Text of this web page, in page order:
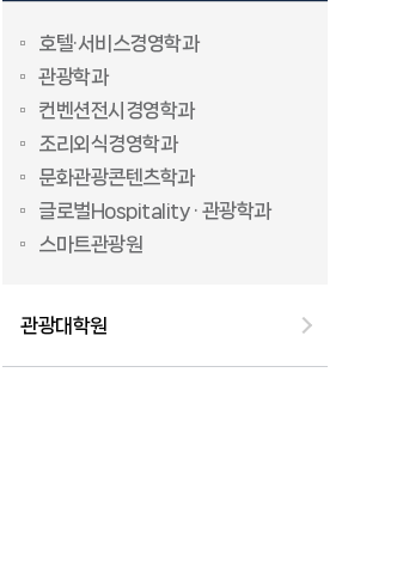
호텔·서비스경영학과
관광학과
컨벤션전시경영학과
조리외식경영학과
문화관광콘텐츠학과
글로벌Hospitality · 관광학과
스마트관광원
관광대학원